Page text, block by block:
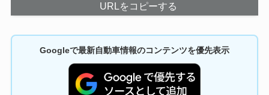
URLをコピーする
Googleで最新自動車情報のコンテンツを優先表示